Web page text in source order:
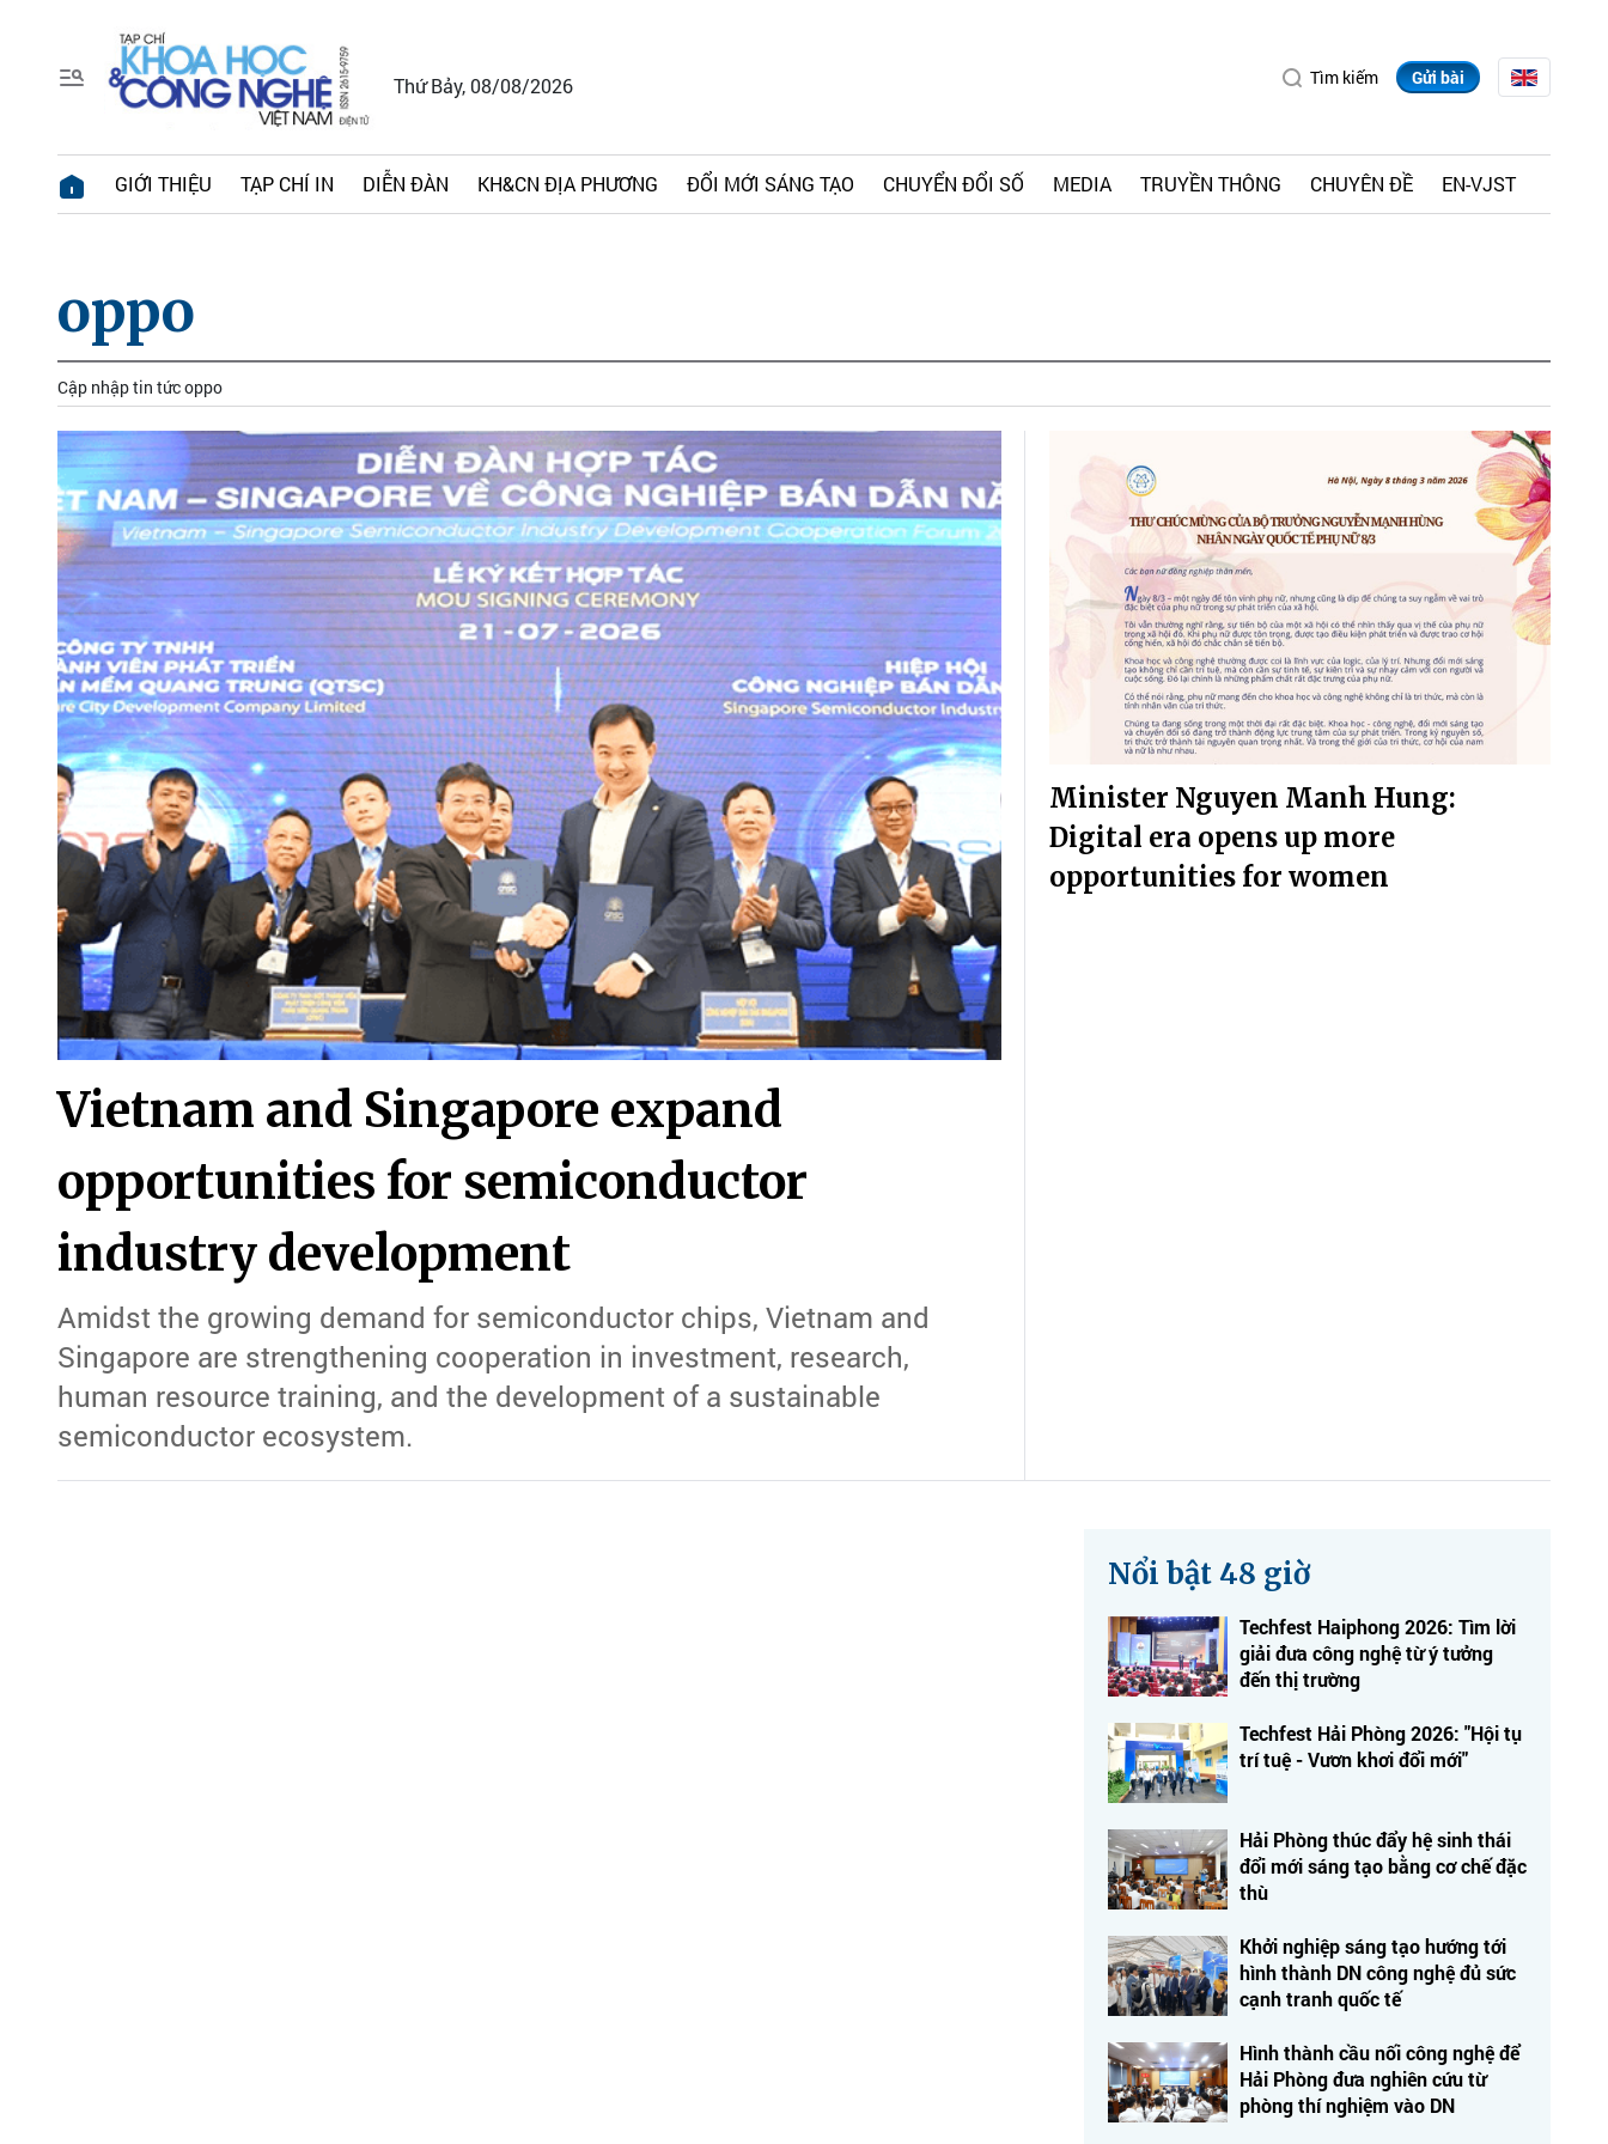
Thứ Bảy, 08/08/2026 Tìm kiếm Gửi bài
GIỚI THIỆU TẠP CHÍ IN DIỄN ĐÀN KH&CN ĐỊA PHƯƠNG ĐỔI MỚI SÁNG TẠO CHUYỂN ĐỔI SỐ MEDIA TRUYỀN THÔNG CHUYÊN ĐỀ EN-VJST
oppo
Cập nhập tin tức oppo
Vietnam and Singapore expand
opportunities for semiconductor
industry development
Amidst the growing demand for semiconductor chips, Vietnam and
Singapore are strengthening cooperation in investment, research,
human resource training, and the development of a sustainable
semiconductor ecosystem.
Minister Nguyen Manh Hung:
Digital era opens up more
opportunities for women
Nổi bật 48 giờ
Techfest Haiphong 2026: Tìm lời
giải đưa công nghệ từ ý tưởng
đến thị trường
Techfest Hải Phòng 2026: "Hội tụ
trí tuệ - Vươn khơi đổi mới"
Hải Phòng thúc đẩy hệ sinh thái
đổi mới sáng tạo bằng cơ chế đặc
thù
Khởi nghiệp sáng tạo hướng tới
hình thành DN công nghệ đủ sức
cạnh tranh quốc tế
Hình thành cầu nối công nghệ để
Hải Phòng đưa nghiên cứu từ
phòng thí nghiệm vào DN